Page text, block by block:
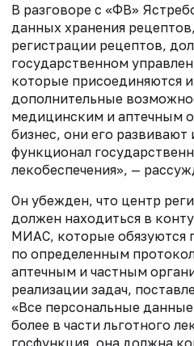
В разговоре с «ФВ»
данных хранения
регистрации рецептов,
государственном
которые присоединяются
дополнительные
медицинским и аптечным
бизнес, они его
функционал
лекобеспечения», —
Он убежден, что центр
должен находиться в
МИАС, которые обязуются
по определенным
аптечным и частным
реализации задач,
«Все персональные
более в части льготного
госфункция, она должна